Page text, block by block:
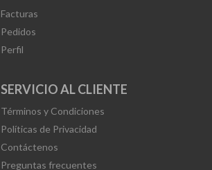
Facturas
Pedidos
Perfil
SERVICIO AL CLIENTE
Términos y Condiciones
Políticas de Privacidad
Contáctenos
Preguntas frecuentes